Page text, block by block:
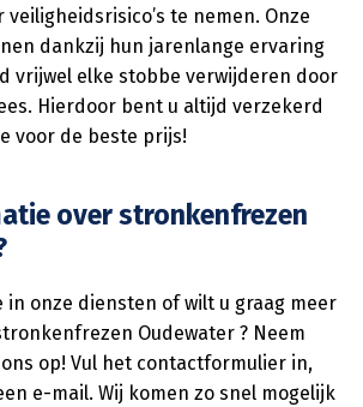
te nemen. Onze
dankzij hun jarenlange ervaring
vrijwel elke stobbe verwijderen door
Hierdoor bent u altijd verzekerd
voor de beste prijs!
over stronkenfrezen
in onze diensten of wilt u graag meer
Oudewater ? Neem
op! Vul het contactformulier in,
e-mail. Wij komen zo snel mogelijk